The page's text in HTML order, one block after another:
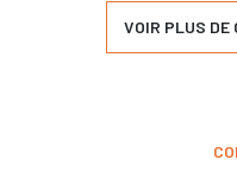
VOIR PLUS DE